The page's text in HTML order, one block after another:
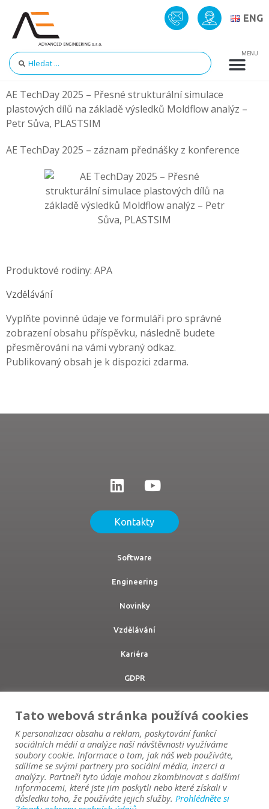
ENG
AE TechDay 2025 – Přesné strukturální simulace
plastových dílů na základě výsledků Moldflow analýz –
Petr Sůva, PLASTSIM
AE TechDay 2025 – záznam přednášky z konference
Produktové rodiny: APA
Vzdělávání
Vyplňte povinné údaje ve formuláři pro správné
zobrazení obsahu příspěvku, následně budete
přesměrováni na vámi vybraný odkaz.
Publikovaný obsah je k dispozici zdarma.
Kontakty
Software
Engineering
Novinky
Vzdělávání
Kariéra
GDPR
Altair Channel Partner
Jsme distribučním partnerem přední americké softwarové
a engineeringové společnosti Altair Engineering, Inc.
Tato webová stránka používá cookies
K personalizaci obsahu a reklam, poskytování funkcí
sociálních médií a analýze naší návštěvnosti využíváme
soubory cookie. Informace o tom, jak náš web používáte,
sdílíme se svými partnery pro sociální média, inzerci a
analýzy. Partneři tyto údaje mohou zkombinovat s dalšími
informacemi, které jste jim poskytli nebo které získali v
důsledku toho, že používáte jejich služby. Prohlédněte si